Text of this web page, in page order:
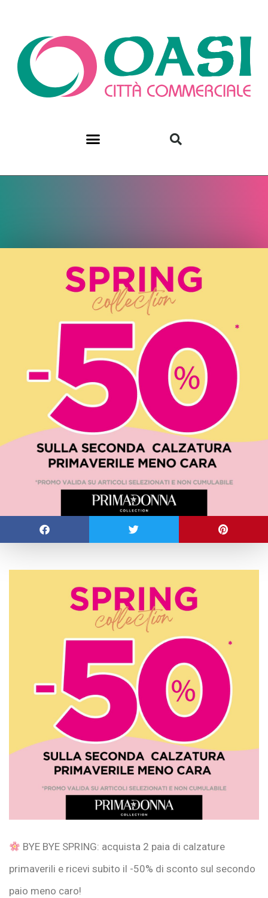
BYE BYE SPRING: acquista 2 paia di calzature
primaverili e ricevi subito il -50% di sconto sul secondo
paio meno caro!